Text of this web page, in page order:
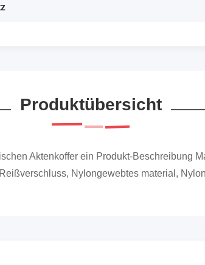
Produktübersicht
Aktenkoffer ein Produkt-Beschreibung
Nylongewebtes material,